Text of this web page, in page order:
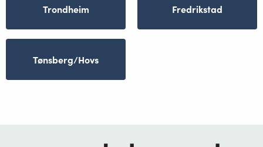
Trondheim Fredrikstad
Tønsberg/Hovs